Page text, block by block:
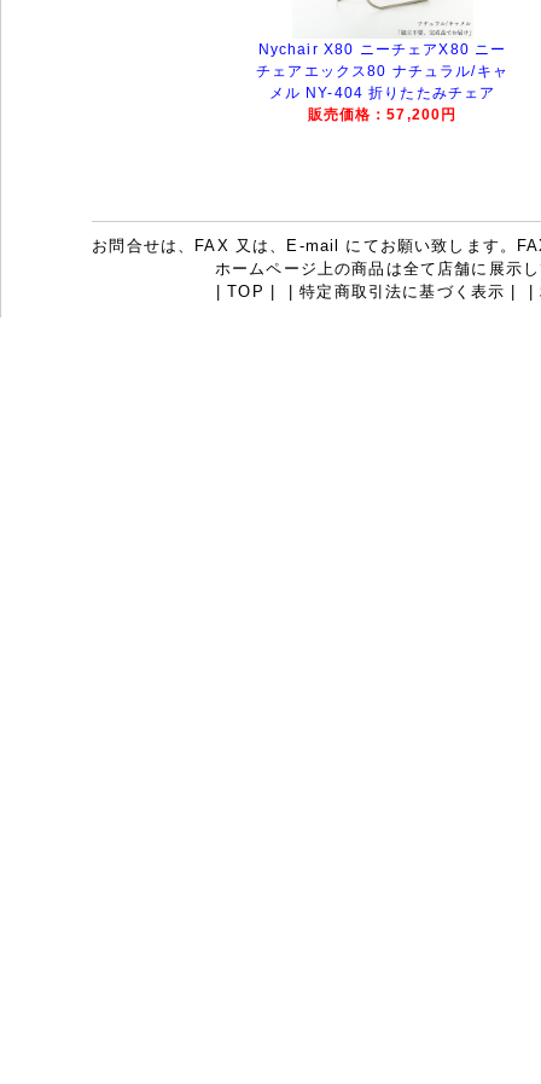
Nychair X80 ニーチェアX80 ニー
チェアエックス80 ナチュラル/キャ
メル NY-404 折りたたみチェア
販売価格：57,200円
お問合せは、FAX 又は、E-mail にてお願い致します。
ホームページ上の商品は全て店舗に展示
|TOP |特定商取引法に基づく表示 |